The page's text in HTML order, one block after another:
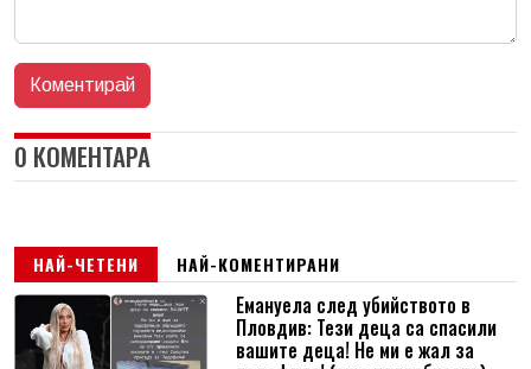
0 КОМЕНТАРА
НАЙ-ЧЕТЕНИ НАЙ-КОМЕНТИРАНИ
Емануела след убийството в
Пловдив: Тези деца са спасили
вашите деца! Не ми е жал за